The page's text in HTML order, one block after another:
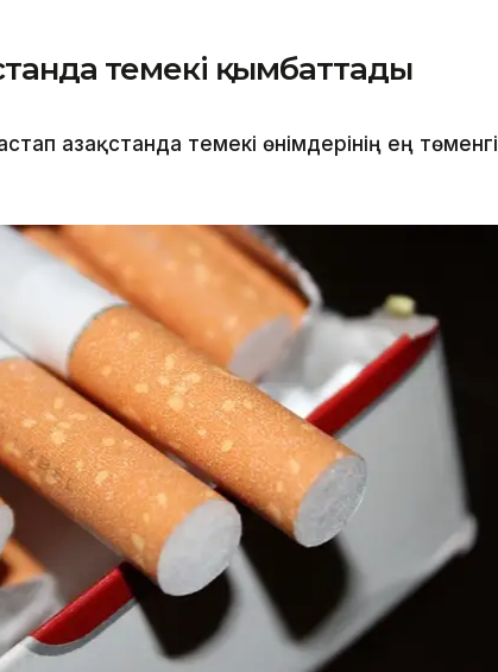
темекі қымбаттады
Қазақстанда темекі өнімдерінің ең төменгі